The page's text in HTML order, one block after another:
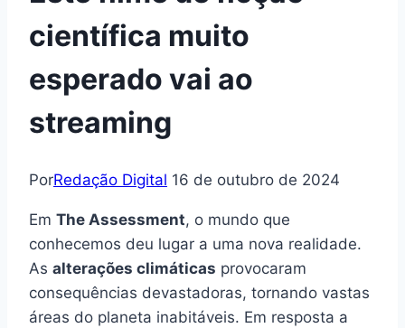
científica muito
esperado vai ao
streaming
PorRedação Digital 16 de outubro de 2024
Em The Assessment, o mundo que
conhecemos deu lugar a uma nova realidade.
As alterações climáticas provocaram
consequências devastadoras, tornando vastas
áreas do planeta inabitáveis. Em resposta a